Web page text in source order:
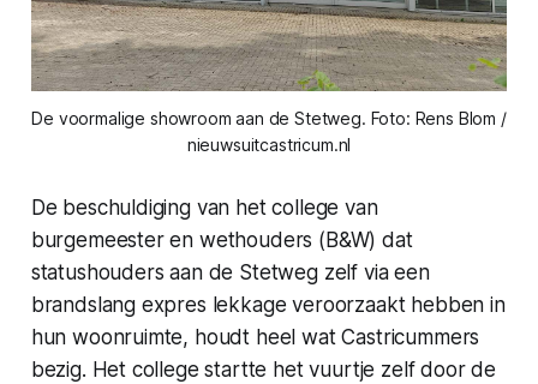
De voormalige showroom aan de Stetweg. Foto: Rens Blom /
nieuwsuitcastricum.nl
De beschuldiging van het college van
burgemeester en wethouders (B&W) dat
statushouders aan de Stetweg zelf via een
brandslang expres lekkage veroorzaakt hebben in
hun woonruimte, houdt heel wat Castricummers
bezig. Het college startte het vuurtje zelf door de